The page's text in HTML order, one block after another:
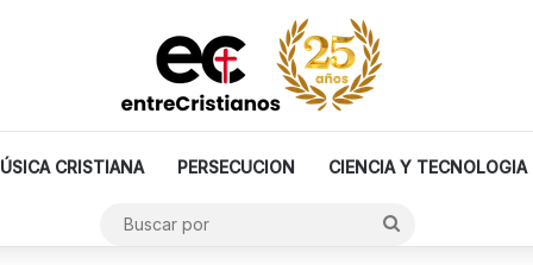
CRISTIANA PERSECUCION CIENCIA Y TECNOLOGIA